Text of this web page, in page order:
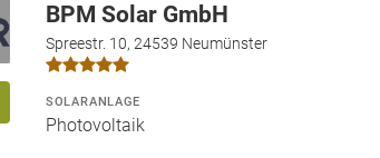
BPM Solar GmbH
Spreestr. 10, 24539 Neumünster
SOLARANLAGE
Photovoltaik